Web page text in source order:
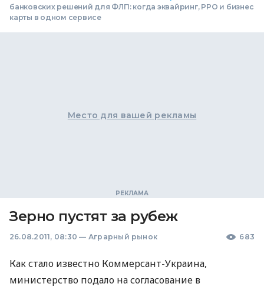
банковских решений для ФЛП: когда эквайринг, РРО и бизнес
карты в одном сервисе
Место для вашей рекламы
Зерно пустят за рубеж
26.08.2011, 08:30 — Аграрный рынок 683
Как стало известно Коммерсант-Украина,
министерство подало на согласование в